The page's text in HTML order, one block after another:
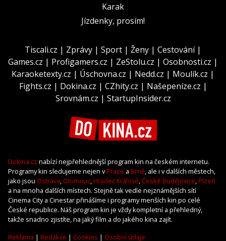
Karak
Jízdenky, prosím!
Tiscali.cz | Zprávy | Sport | Ženy | Cestování|
Games.cz | Profigamers.cz | ZeStolu.cz | Osobnosti.cz |
Karaoketexty.cz | Úschovna.cz | Nedd.cz | Moulík.cz |
Fights.cz | Dokina.cz | CZhity.cz | Našepeníze.cz |
Srovnám.cz | StartupInsider.cz
Dokina.cz nabízí nejpřehlednější program kin na českém internetu.
Programy kin sledujeme nejen vPraze a Brně, ale i v dalších městech,
jako jsou Ostrava, Olomouc,Hradec Králové,České Budějovice,Plzeň
a na mnoha dalších místech. Stejně tak vedle nejznámějších sítí
Cinema City a Cinestar přinášíme i programy menších kin po celé
České republice. Náš program kin je vždy kompletní a přehledný,
takže snadno zjistíte, na jaký film a do jakého kina zajít.
Reklama | Redakce | Cookies | Osobní údaje